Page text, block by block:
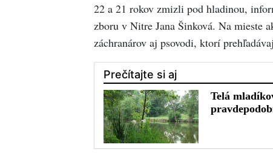
22 a 21 rokov zmizli pod hladinou,
zboru v Nitre Jana Šinková. Na mieste
záchranárov aj psovodi, ktorí